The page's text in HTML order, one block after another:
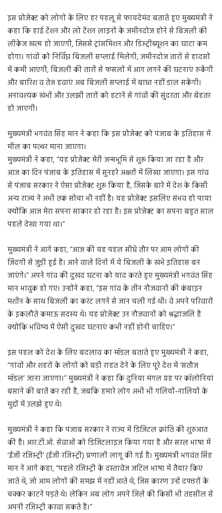
इस प्रोजेक्ट को लोगों के लिए हर पहलू से फायदेमंद बताते हुए मुख्यमंत्री ने
कहा कि हाई टेंशन और लो टेंशन लाइनों के जमीनदोज होने से बिजली की
लीकेज खत्म हो जाएगी, जिससे ट्रांसमिशन और डिस्ट्रीब्यूशन का घाटा कम
होगा। गांवों को निर्विघ्न बिजली सप्लाई मिलेगी, जमीनदोज तारों से हादसों
में कमी आएगी, बिजली की तारों से फसलों में आग लगने की घटनाएं रुकेंगी
और बारिश व तेज हवाएं अब बिजली सप्लाई में बाधा नहीं डाल सकेंगी।
अनावश्यक खंभों और उलझी तारों को हटाने से गांवों की सुंदरता और बेहतर
हो जाएगी।
मुख्यमंत्री भगवंत सिंह मान ने कहा कि इस प्रोजेक्ट को पंजाब के इतिहास में
मील का पत्थर माना जाएगा।
मुख्यमंत्री ने कहा, “यह प्रोजेक्ट मेरी जन्मभूमि से शुरू किया जा रहा है और
आज का दिन पंजाब के इतिहास में सुनहरे अक्षरों में लिखा जाएगा। इस गांव
से पंजाब सरकार ने ऐसा प्रोजेक्ट शुरू किया है, जिसके बारे में देश के किसी
अन्य राज्य ने अभी तक सोचा भी नहीं है। यह प्रोजेक्ट इसलिए संभव हो पाया
क्योंकि आज मेरा सपना साकार हो रहा है। इस प्रोजेक्ट का सपना बहुत साल
पहले देखा गया था।”
मुख्यमंत्री ने आगे कहा, “आज की यह पहल सीधे तौर पर आम लोगों की
जिंदगी से जुड़ी हुई है। आने वाले दिनों में ये बिजली के खंभे इतिहास बन
जाएंगे।” अपने गांव की दुखद घटना को याद करते हुए मुख्यमंत्री भगवंत सिंह
मान भावुक हो गए। उन्होंने कहा, “इस गांव के तीन नौजवानों की कंबाइन
मशीन के साथ बिजली का करंट लगने से जान चली गई थी। वे अपने परिवारों
के इकलौते कमाऊ सदस्य थे। यह प्रोजेक्ट उन नौजवानों को श्रद्धांजलि है
क्योंकि भविष्य में ऐसी दुखद घटनाएं कभी नहीं होनी चाहिए।”
इस पहल को देश के लिए बदलाव का मॉडल बताते हुए मुख्यमंत्री ने कहा,
“गांवों और शहरों के लोगों को बड़ी राहत देने के लिए पूरे देश में ‘सतौज
मॉडल’ जाना जाएगा।” मुख्यमंत्री ने कहा कि दुनिया मंगल ग्रह पर कॉलोनियां
बसाने की बातें कर रही है, जबकि हमारे लोग अभी भी गलियों-नालियों के
मुद्दों में उलझे हुए थे।
मुख्यमंत्री ने कहा कि पंजाब सरकार ने राज्य में डिजिटल क्रांति की शुरुआत
की है। आर.टी.ओ. सेवाओं को डिजिटलाइज किया गया है और सरल भाषा में
‘ईजी रजिस्ट्री’ (ईजी रजिस्ट्री) प्रणाली लागू की गई है। मुख्यमंत्री भगवंत सिंह
मान ने आगे कहा, “पहले रजिस्ट्री के दस्तावेज जटिल भाषा में तैयार किए
जाते थे, जो आम लोगों की समझ में नहीं आते थे, जिस कारण उन्हें दफ्तरों के
चक्कर काटने पड़ते थे। लेकिन अब लोग अपने जिले की किसी भी तहसील से
अपनी रजिस्ट्री करवा सकते हैं।”